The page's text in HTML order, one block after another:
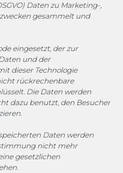
Daten zu Marketing-,
gesammelt und
eingesetzt, der zur
und der
dieser Technologie
rückrechenbare
Die Daten werden
dazu benutzt, den Besucher
Daten werden
nicht mehr
gesetzlichen
(EU)
Co. KG |
Gewähr für die
der